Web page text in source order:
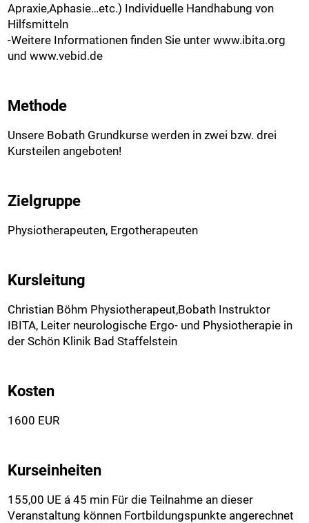
Apraxie,Aphasie…etc.) Individuelle Handhabung von
Hilfsmitteln
-Weitere Informationen finden Sie unter www.ibita.org
und www.vebid.de
Methode
Unsere Bobath Grundkurse werden in zwei bzw. drei
Kursteilen angeboten!
Zielgruppe
Physiotherapeuten, Ergotherapeuten
Kursleitung
Christian Böhm Physiotherapeut,Bobath Instruktor
IBITA, Leiter neurologische Ergo- und Physiotherapie in
der Schön Klinik Bad Staffelstein
Kosten
1600 EUR
Kurseinheiten
155,00 UE á 45 min Für die Teilnahme an dieser
Veranstaltung können Fortbildungspunkte angerechnet